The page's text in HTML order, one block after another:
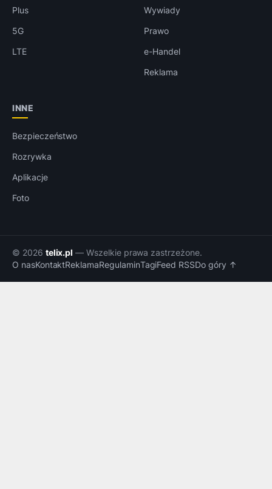
Plus
5G
LTE
Wywiady
Prawo
e-Handel
Reklama
INNE
Bezpieczeństwo
Rozrywka
Aplikacje
Foto
© 2026 telix.pl — Wszelkie prawa zastrzeżone.
O nasKontaktReklamaRegulaminTagiFeed RSSDo góry ↑